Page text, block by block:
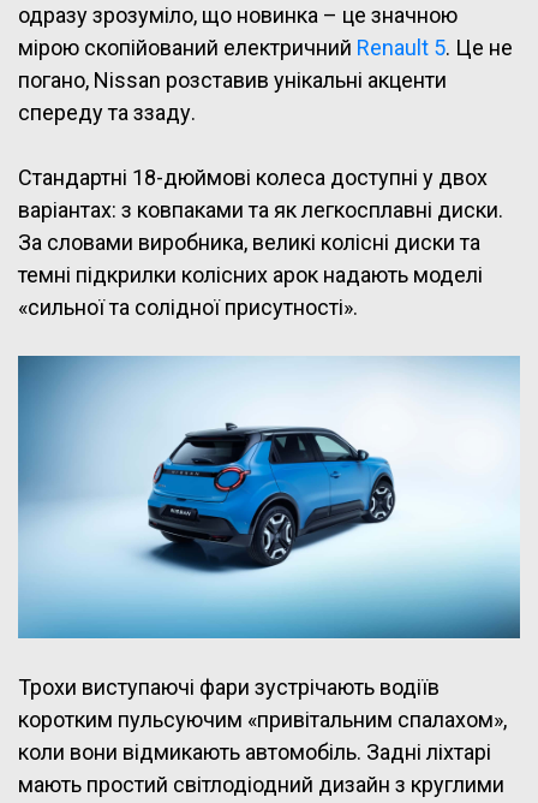
одразу зрозуміло, що новинка – це значною
мірою скопійований електричний Renault 5. Це не
погано, Nissan розставив унікальні акценти
спереду та ззаду.
Стандартні 18-дюймові колеса доступні у двох
варіантах: з ковпаками та як легкосплавні диски.
За словами виробника, великі колісні диски та
темні підкрилки колісних арок надають моделі
«сильної та солідної присутності».
Трохи виступаючі фари зустрічають водіїв
коротким пульсуючим «привітальним спалахом»,
коли вони відмикають автомобіль. Задні ліхтарі
мають простий світлодіодний дизайн з круглими